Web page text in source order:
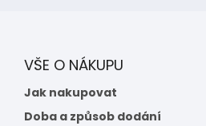
VŠE O NÁKUPU
Jak nakupovat
Doba a způsob dodání